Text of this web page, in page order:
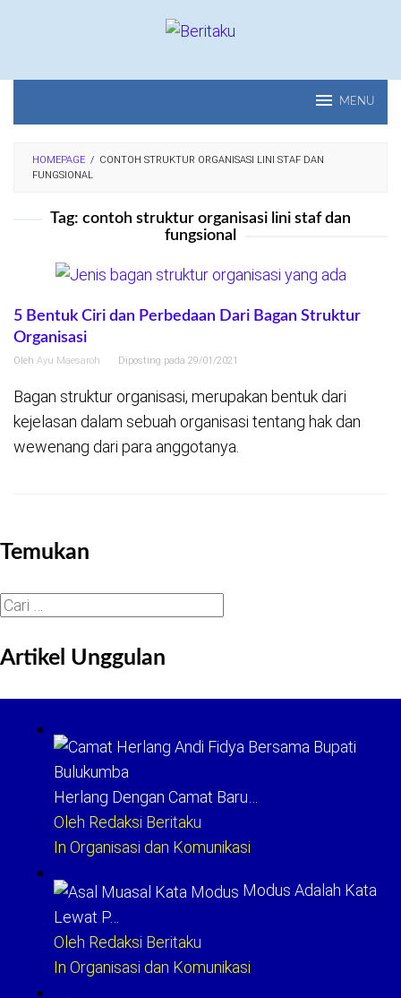
MENU
HOMEPAGE / CONTOH STRUKTUR ORGANISASI LINI STAF DAN
FUNGSIONAL
Tag: contoh struktur organisasi lini staf dan
fungsional
5 Bentuk Ciri dan Perbedaan Dari Bagan Struktur
Organisasi
Oleh Ayu Maesaroh Diposting pada 29/01/2021
Bagan struktur organisasi, merupakan bentuk dari
kejelasan dalam sebuah organisasi tentang hak dan
wewenang dari para anggotanya.
Temukan
Cari
Artikel Unggulan
Herlang Dengan Camat Baru…
Oleh Redaksi Beritaku
In Organisasi dan Komunikasi
Modus Adalah Kata
Lewat P…
Oleh Redaksi Beritaku
In Organisasi dan Komunikasi